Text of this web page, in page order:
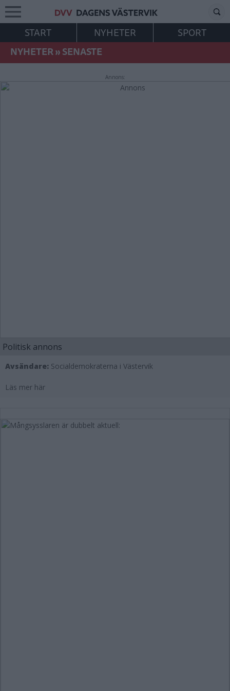
START NYHETER
SPORT
NYHETER»SENASTE
Annons:
Politisk annons
Avsändare: Socialdemokraterna i Västervik
Läs mer här